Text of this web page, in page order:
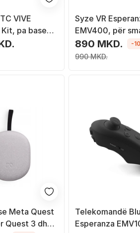
VIVE
pa base
Syze VR
EMV400, për
4.7" 6", rregullim
zeza
890 MKD.
990 MKD.
-
Meta Quest
Quest 3 dhe
Telekomandë
Esperanza